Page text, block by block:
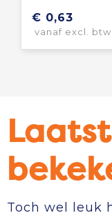
€ 0,63
vanaf excl. btw
Toch wel leuk